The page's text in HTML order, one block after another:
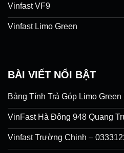
Vinfast VF9
Vinfast Limo Green
BÀI VIẾT NỔI BẬT
Bảng Tính Trả Góp Limo
VinFast Hà Đông 948 Quang
Vinfast Trường Chinh –